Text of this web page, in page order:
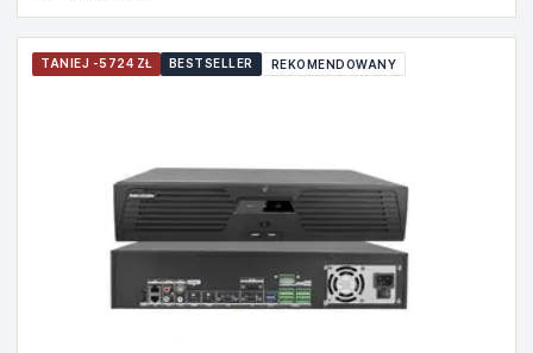
TANIEJ -5724 ZŁ BESTSELLER REKOMENDOWANY